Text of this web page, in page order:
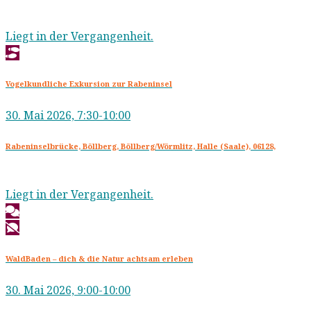
Liegt in der Vergangenheit.
Vogelkundliche Exkursion zur Rabeninsel
30. Mai 2026, 7:30-10:00
Rabeninselbrücke, Böllberg, Böllberg/Wörmlitz, Halle (Saale), 06128,
Liegt in der Vergangenheit.
WaldBaden – dich & die Natur achtsam erleben
30. Mai 2026, 9:00-10:00